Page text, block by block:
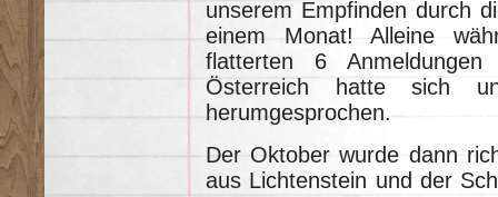
unserem Empfinden durch
einem Monat! Alleine
flatterten 6
Österreich hatte sich
herumgesprochen.
Der Oktober wurde dann
aus Lichtenstein und der